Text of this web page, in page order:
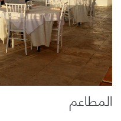
المطاعم